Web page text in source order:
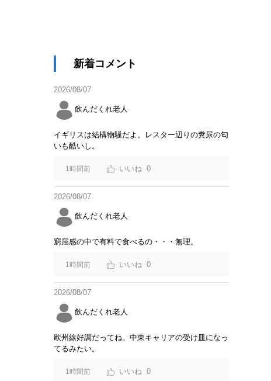
新着コメント
2026/08/07
飲んだくれ老人
イギリスは結構物騒だよ。レスター辺りの糞尿の匂
いも酷いし。
1時間前 0
2026/08/07
飲んだくれ老人
窮屈感の中で有料で食べるの・・・無理。
1時間前 0
2026/08/07
飲んだくれ老人
欧州線好調だってね。中東キャリアの受け皿になっ
てるみたい。
1時間前 0